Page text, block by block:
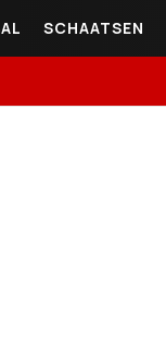
SCHAATSEN